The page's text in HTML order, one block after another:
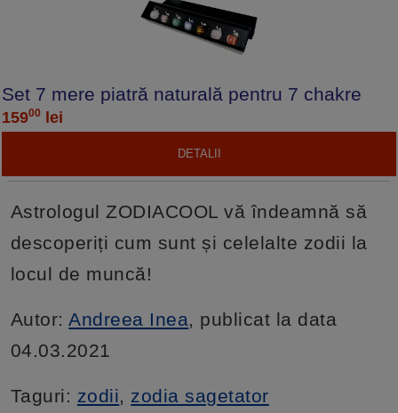
Set 7 mere piatră naturală pentru 7 chakre
15900 lei
DETALII
Astrologul ZODIACOOL vă îndeamnă să
descoperiți cum sunt și celelalte zodii la
locul de muncă!
Autor:Andreea Inea, publicat la data
04.03.2021
Taguri: zodii, zodia sagetator